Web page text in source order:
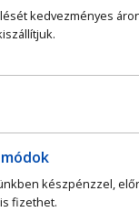
kedvezményes
kiszállítjuk.
készpénzzel,
is fizethet.